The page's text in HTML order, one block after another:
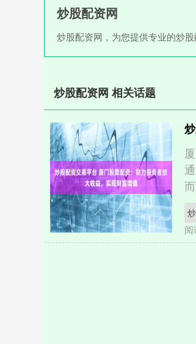
炒股配资网
炒股配资网，为您提供专业的炒
炒股配资网 相关话题
阅